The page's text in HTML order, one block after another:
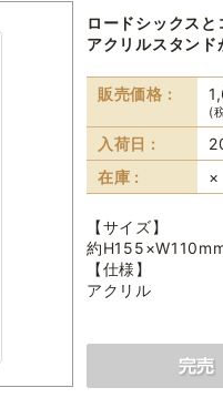
ロードシックス
アクリルスタンド
販売価格 :
(
入荷日 :
在庫 :
×
【サイズ】
約
【仕様】
アクリル